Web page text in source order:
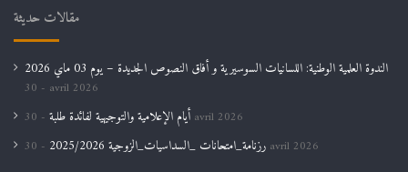
مقالات حديثة
الندوة العلمية الوطنية: اللسانيات السوسيرية و أفاق النصوص الجديدة – يوم 03 ماي 2026
30 avril 2026
أيام الإعلامية والتوجيهية لفائدة طلبة 30 avril 2026
رزنامة_امتحانات _السداسيات_الزوجية 2025/2026 30 avril 2026